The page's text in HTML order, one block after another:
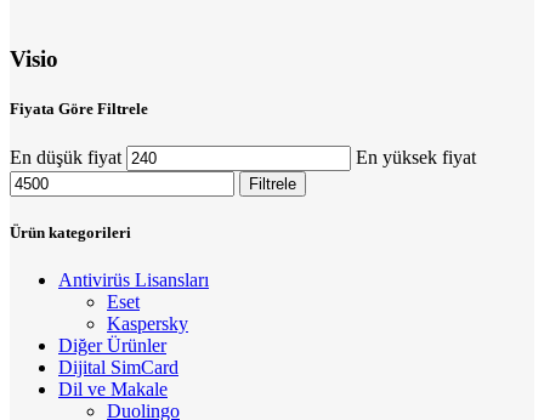
Visio
Fiyata Göre Filtrele
En düşük fiyat En yüksek fiyat
Filtrele
Ürün kategorileri
Antivirüs Lisansları
Eset
Kaspersky
Diğer Ürünler
Dijital SimCard
Dil ve Makale
Duolingo